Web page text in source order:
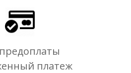
платеж